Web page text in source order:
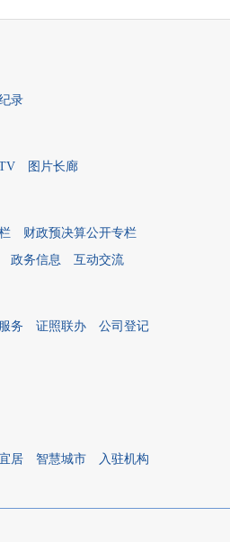
录
图片长廊
财政预决算公开专栏
政务信息 互动交流
务 证照联办
公司登记
居 智慧城市 入驻机构